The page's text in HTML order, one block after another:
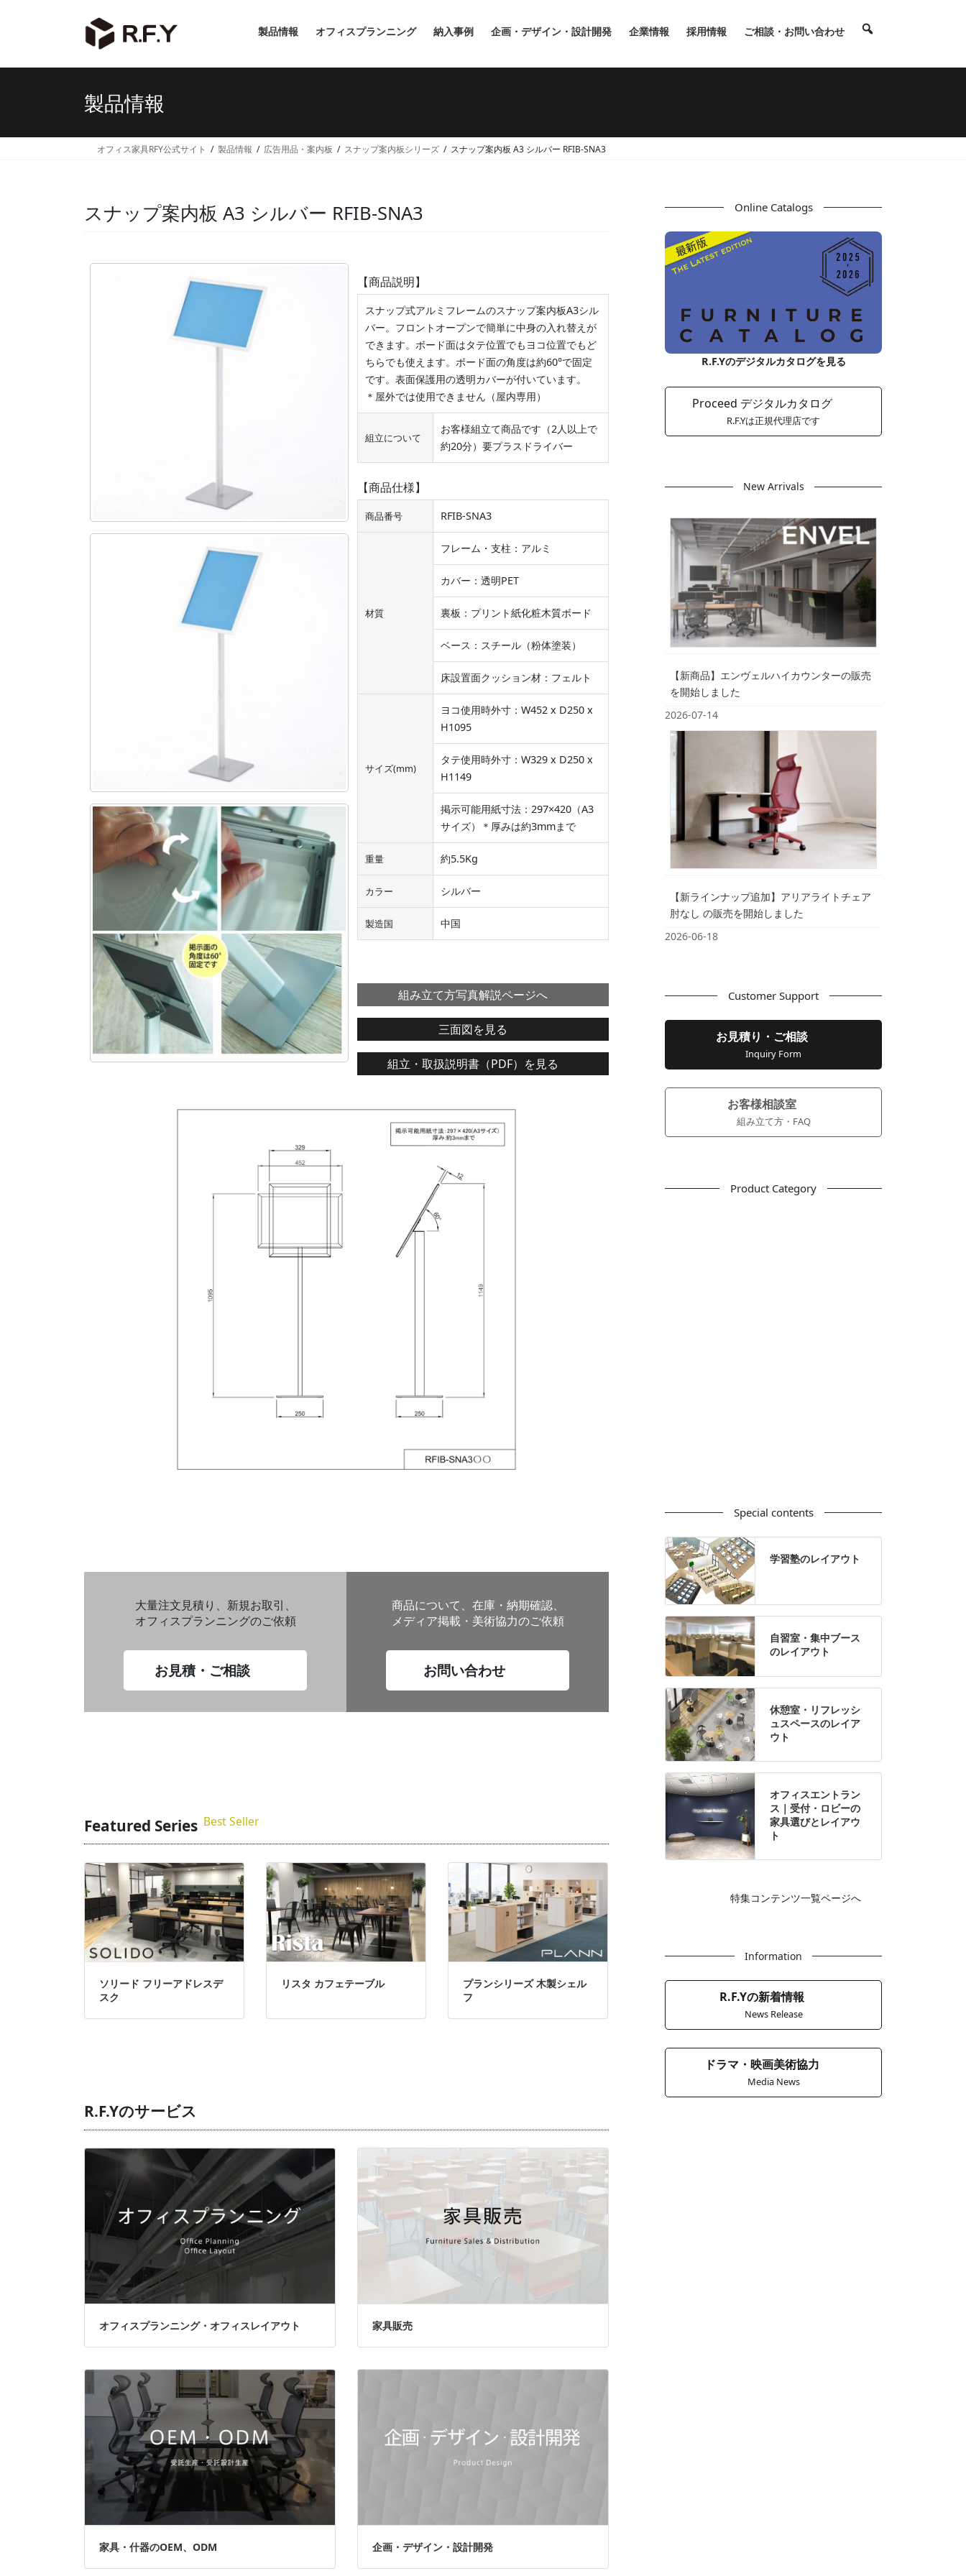
製品情報 オフィスプランニング 納入事例 企画・デザイン・設計開発 企業情報 採用情報 ご相談・お問い合わせ
製品情報
オフィス家具RFY公式サイト 製品情報 広告用品・案内板 スナップ案内板シリーズ スナップ案内板 A3 シルバー RFIB-SNA3
スナップ案内板 A3 シルバー RFIB-SNA3
【商品説明】
スナップ式アルミフレームのスナップ案内板A3シル
バー。フロントオープンで簡単に中身の入れ替えが
できます。ボード面はタテ位置でもヨコ位置でもど
ちらでも使えます。ボード面の角度は約60°で固定
です。表面保護用の透明カバーが付いています。
＊屋外では使用できません（屋内専用）
組立について
お客様組立て商品です（2人以上で
約20分）要プラスドライバー
【商品仕様】
商品番号 RFIB-SNA3
材質
フレーム・支柱：アルミ
カバー：透明PET
裏板：プリント紙化粧木質ボード
ベース：スチール（粉体塗装）
床設置面クッション材：フェルト
サイズ(mm)
ヨコ使用時外寸：W452 x D250 x
H1095
タテ使用時外寸：W329 x D250 x
H1149
掲示可能用紙寸法：297×420（A3
サイズ）＊厚みは約3mmまで
重量 約5.5Kg
カラー シルバー
製造国 中国
組み立て方写真解説ページへ
三面図を見る
組立・取扱説明書（PDF）を見る
大量注文見積り、新規お取引、
オフィスプランニングのご依頼
お見積・ご相談
商品について、在庫・納期確認、
メディア掲載・美術協力のご依頼
お問い合わせ
Featured Series Best Seller
ソリード フリーアドレスデ
スク
リスタ カフェテーブル
プランシリーズ 木製シェル
フ
R.F.Yのサービス
オフィスプランニング・オフィスレイアウト 家具販売
家具・什器のOEM、ODM 企画・デザイン・設計開発
Online Catalogs
R.F.Yのデジタルカタログを見る
Proceed デジタルカタログ
R.F.Yは正規代理店です
New Arrivals
【新商品】エンヴェルハイカウンターの販売
を開始しました
2026-07-14
【新ラインナップ追加】アリアライトチェア
肘なし の販売を開始しました
2026-06-18
Customer Support
お見積り・ご相談
Inquiry Form
お客様相談室
組み立て方・FAQ
Product Category
Special contents
学習塾のレイアウト
自習室・集中ブース
のレイアウト
休憩室・リフレッシ
ュスペースのレイア
ウト
オフィスエントラン
ス｜受付・ロビーの
家具選びとレイアウ
ト
特集コンテンツ一覧ページへ
Information
R.F.Yの新着情報
News Release
ドラマ・映画美術協力
Media News